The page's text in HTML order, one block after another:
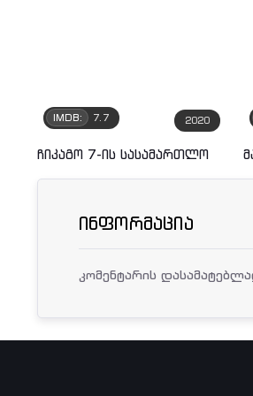
2020
IMDB: 7.7
ჩიკაგო 7-ის სასამართლო
ინფორმაცია
კომენტარის